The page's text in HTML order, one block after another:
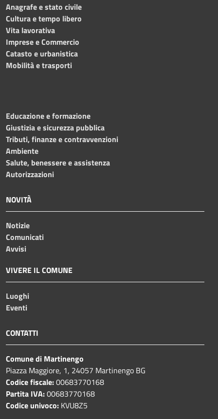
Anagrafe e stato civile
Cultura e tempo libero
Vita lavorativa
Imprese e Commercio
Catasto e urbanistica
Mobilità e trasporti
Educazione e formazione
Giustizia e sicurezza pubblica
Tributi, finanze e contravvenzioni
Ambiente
Salute, benessere e assistenza
Autorizzazioni
NOVITÀ
Notizie
Comunicati
Avvisi
VIVERE IL COMUNE
Luoghi
Eventi
CONTATTI
Comune di Martinengo
Piazza Maggiore, 1, 24057 Martinengo BG
Codice fiscale:00683770168
Partita IVA:00683770168
Codice univoco: KVU8Z5